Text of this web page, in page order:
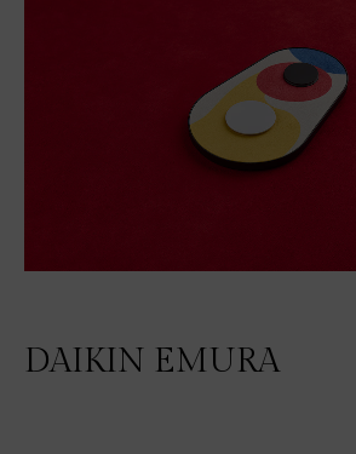
DAIKIN EMURA